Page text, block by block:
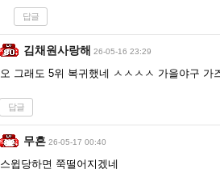
답글
김채원사랑해 26-05-16 23:29
오 그래도 5위 복귀했네 ㅅㅅㅅㅅ 가을야구 가
답글
무흔 26-05-17 00:40
스윕당하면 쭉떨어지겠네